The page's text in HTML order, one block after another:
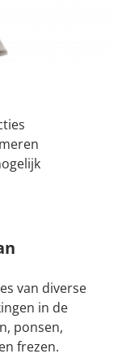
van diverse
in de
ponsen,
frezen.